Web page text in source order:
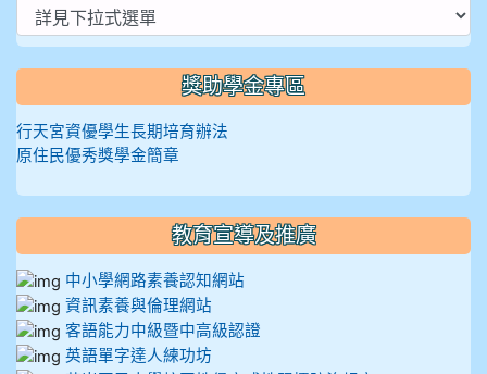
獎助學金專區
行天宮資優學生長期培育辦法
原住民優秀獎學金簡章
教育宣導及推廣
中小學網路素養認知網站
資訊素養與倫理網站
客語能力中級暨中高級認證
英語單字達人練功坊